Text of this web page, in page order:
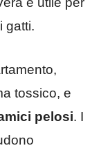
gatti.
tossico, e
pelosi. I